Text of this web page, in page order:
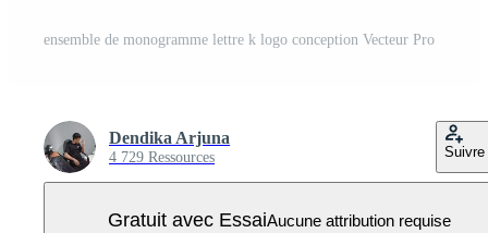
ensemble de monogramme lettre k logo conception Vecteur Pro
Dendika Arjuna
4 729 Ressources Suivre
Gratuit avec EssaiAucune attribution requise